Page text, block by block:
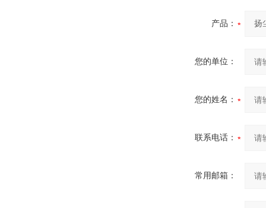
产品：
您的单位：
您的姓名：
联系电话：
常用邮箱：